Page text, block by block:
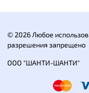
Вес: 0,35 кг
Длина: 200 см
© 2026 Любое
разрешения запрещено
ООО "ШАНТИ-ШАНТИ"